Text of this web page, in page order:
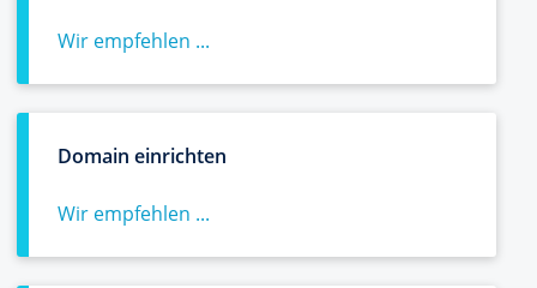
Wir empfehlen ...
Domain einrichten
Wir empfehlen ...